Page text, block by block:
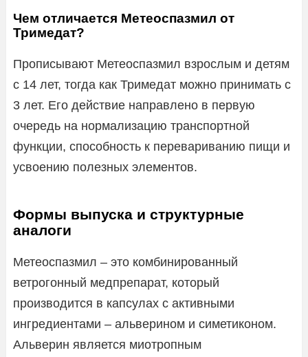
Чем отличается Метеоспазмил от
Тримедат?
Прописывают Метеоспазмил взрослым и детям
с 14 лет, тогда как Тримедат можно принимать с
3 лет. Его действие направлено в первую
очередь на нормализацию транспортной
функции, способность к перевариванию пищи и
усвоению полезных элементов.
Формы выпуска и структурные
аналоги
Метеоспазмил – это комбинированный
ветрогонный медпрепарат, который
производится в капсулах с активными
ингредиентами – альверином и симетиконом.
Альверин является миотропным